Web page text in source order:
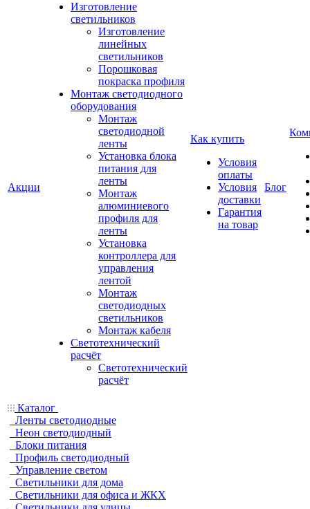
Акции
Изготовление
светильников
Изготовление
линейных
светильников
Порошковая
покраска профиля
Монтаж светодиодного
оборудования
Монтаж
светодиодной
ленты
Установка блока
питания для
ленты
Монтаж
алюминиевого
профиля для
ленты
Установка
контроллера для
управления
лентой
Монтаж
светодиодных
светильников
Монтаж кабеля
Светотехнический
расчёт
Светотехнический
расчёт
Как купить
Условия
оплаты
Условия
доставки
Гарантия
на товар
Блог
Каталог
Ленты светодиодные
Неон светодиодный
Блоки питания
Профиль светодиодный
Управление светом
Светильники для дома
Светильники для офиса и ЖКХ